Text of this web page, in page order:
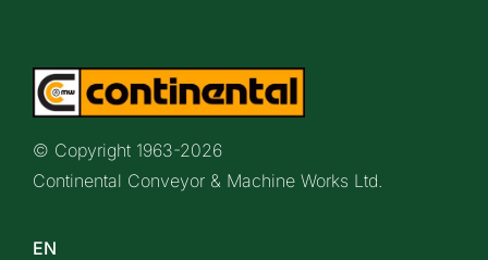
© Copyright 1963-2026
Continental Conveyor & Machine Works Ltd.
EN